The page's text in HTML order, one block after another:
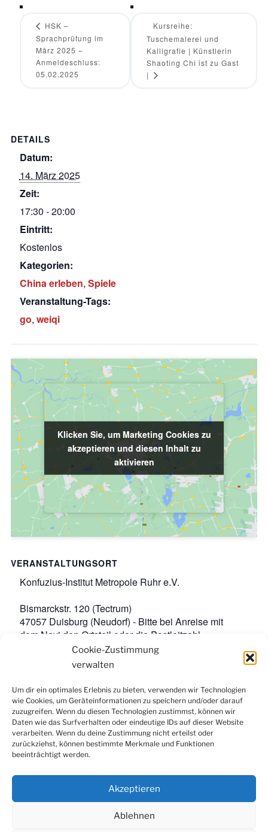
Cookie-Zustimmung
verwalten
Um dir ein optimales Erlebnis zu bieten, verwenden wir Technologien
wie Cookies, um Geräteinformationen zu speichern und/oder darauf
zuzugreifen. Wenn du diesen Technologien zustimmst, können wir
Daten wie das Surfverhalten oder eindeutige IDs auf dieser Website
verarbeiten. Wenn du deine Zustimmung nicht erteilst oder
zurückziehst, können bestimmte Merkmale und Funktionen
beeinträchtigt werden.
Akzeptieren
Ablehnen
DETAILS
Datum:
14. März 2025
Zeit:
17:30 - 20:00
Eintritt:
Kostenlos
Kategorien:
China erleben, Spiele
Veranstaltung-Tags:
go, weiqi
VERANSTALTUNGSORT
Konfuzius-Institut Metropole Ruhr e.V.
Bismarckstr. 120 (Tectrum)
47057 Duisburg (Neudorf) - Bitte bei Anreise mit
dem Navi den Ortsteil oder die Postleitzahl
Google-Karte anzeigen
Veranstaltungsort-Website anzeigen
Klicken Sie, um Marketing Cookies zu
akzeptieren und diesen Inhalt zu
aktivieren
Klicken Sie, um Marketing Cookies zu
akzeptieren und diesen Inhalt zu
aktivieren
HSK –
Sprachprüfung im
März 2025 –
Anmeldeschluss:
05.02.2025
Kursreihe:
Tuschemalerei und
Kalligrafie | Künstlerin
Shaoting Chi ist zu Gast
|
Facebook Instagram LinkedIn
YouTube
Newsletter